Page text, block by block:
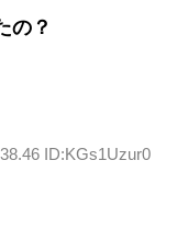
の？
ID:KGs1Uzur0